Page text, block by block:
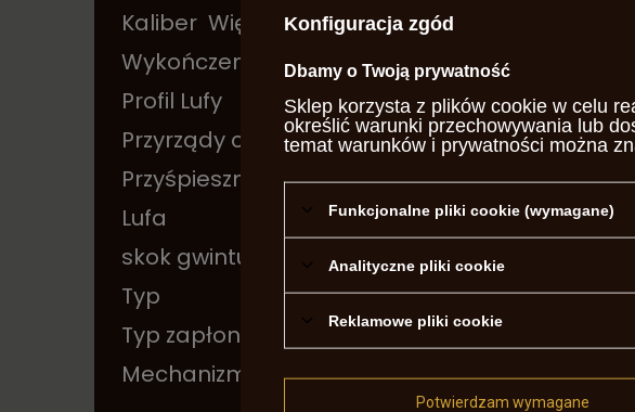
Kaliber Więcej
357Mag
Wykończenie Lufy
Oksyda
Profil Lufy
okrągła
Przyrządy celownicze
stałe
Przyśpiesznik
Nie
Lufa
Gwintowana
skok gwintu
1 - 20
Typ
Powtarzalna
Typ zapłonu
centralny zapłon
Mechanizm Ładowania
single action
Konfiguracja zgód
Dbamy o Twoją prywatność
Sklep korzysta z plików cookie w celu
określić warunki przechowywania lub
temat warunków i prywatności można
Funkcjonalne pliki cookie (wymagane)
Analityczne pliki cookie
Reklamowe pliki cookie
Potwierdzam wymagane